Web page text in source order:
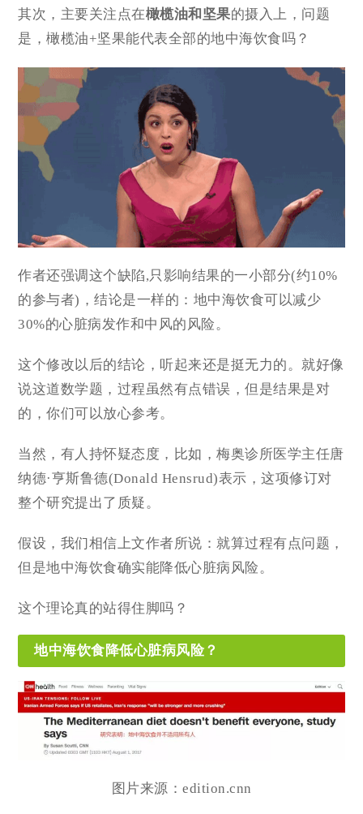
其次，主要关注点在橄榄油和坚果的摄入上，问题
是，橄榄油+坚果能代表全部的地中海饮食吗？
作者还强调这个缺陷,只影响结果的一小部分(约10%
的参与者)，结论是一样的：地中海饮食可以减少
30%的心脏病发作和中风的风险。
这个修改以后的结论，听起来还是挺无力的。就好像
说这道数学题，过程虽然有点错误，但是结果是对
的，你们可以放心参考。
当然，有人持怀疑态度，比如，梅奥诊所医学主任唐
纳德·亨斯鲁德(Donald Hensrud)表示，这项修订对
整个研究提出了质疑。
假设，我们相信上文作者所说：就算过程有点问题，
但是地中海饮食确实能降低心脏病风险。
这个理论真的站得住脚吗？
地中海饮食降低心脏病风险？
图片来源：edition.cnn